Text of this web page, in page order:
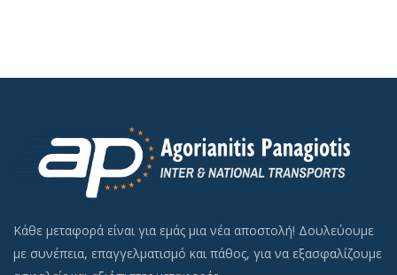
Κάθε μεταφορά είναι για εμάς μια νέα αποστολή! Δουλεύουμε
με συνέπεια, επαγγελματισμό και πάθος, για να εξασφαλίζουμε